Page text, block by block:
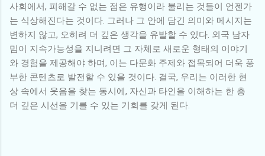
사회에서, 피해갈 수 없는 점은 유행이라 불리는 것들이 언젠가
는 식상해진다는 것이다. 그러나 그 안에 담긴 의미와 메시지는
변하지 않고, 오히려 더 깊은 생각을 유발할 수 있다. 외국 남자
밈이 지속가능성을 지니려면 그 자체로 새로운 형태의 이야기
와 경험을 제공해야 하며, 이는 다문화 주제와 접목되어 더욱 풍
부한 콘텐츠로 발전할 수 있을 것이다. 결국, 우리는 이러한 현
상 속에서 웃음을 찾는 동시에, 자신과 타인을 이해하는 한 층
더 깊은 시선을 기를 수 있는 기회를 갖게 된다.